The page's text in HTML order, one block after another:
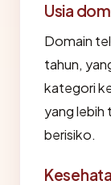
Usia
Domain
tahun,
kategori
yang lebih
berisiko.